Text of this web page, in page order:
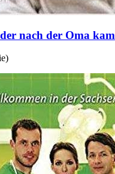
nach der Oma kam
)